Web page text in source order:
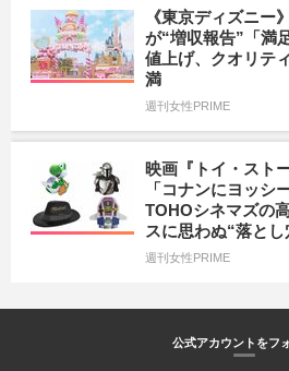
《東京ディズニー
が“増収報告”「満
値上げ、クオリテ
満
週刊女性PRIME
映画『トイ・スト
「コナンにヨッシ
TOHOシネマズの
スに思わぬ“落とし
週刊女性PRIME
公式アカウントをフ